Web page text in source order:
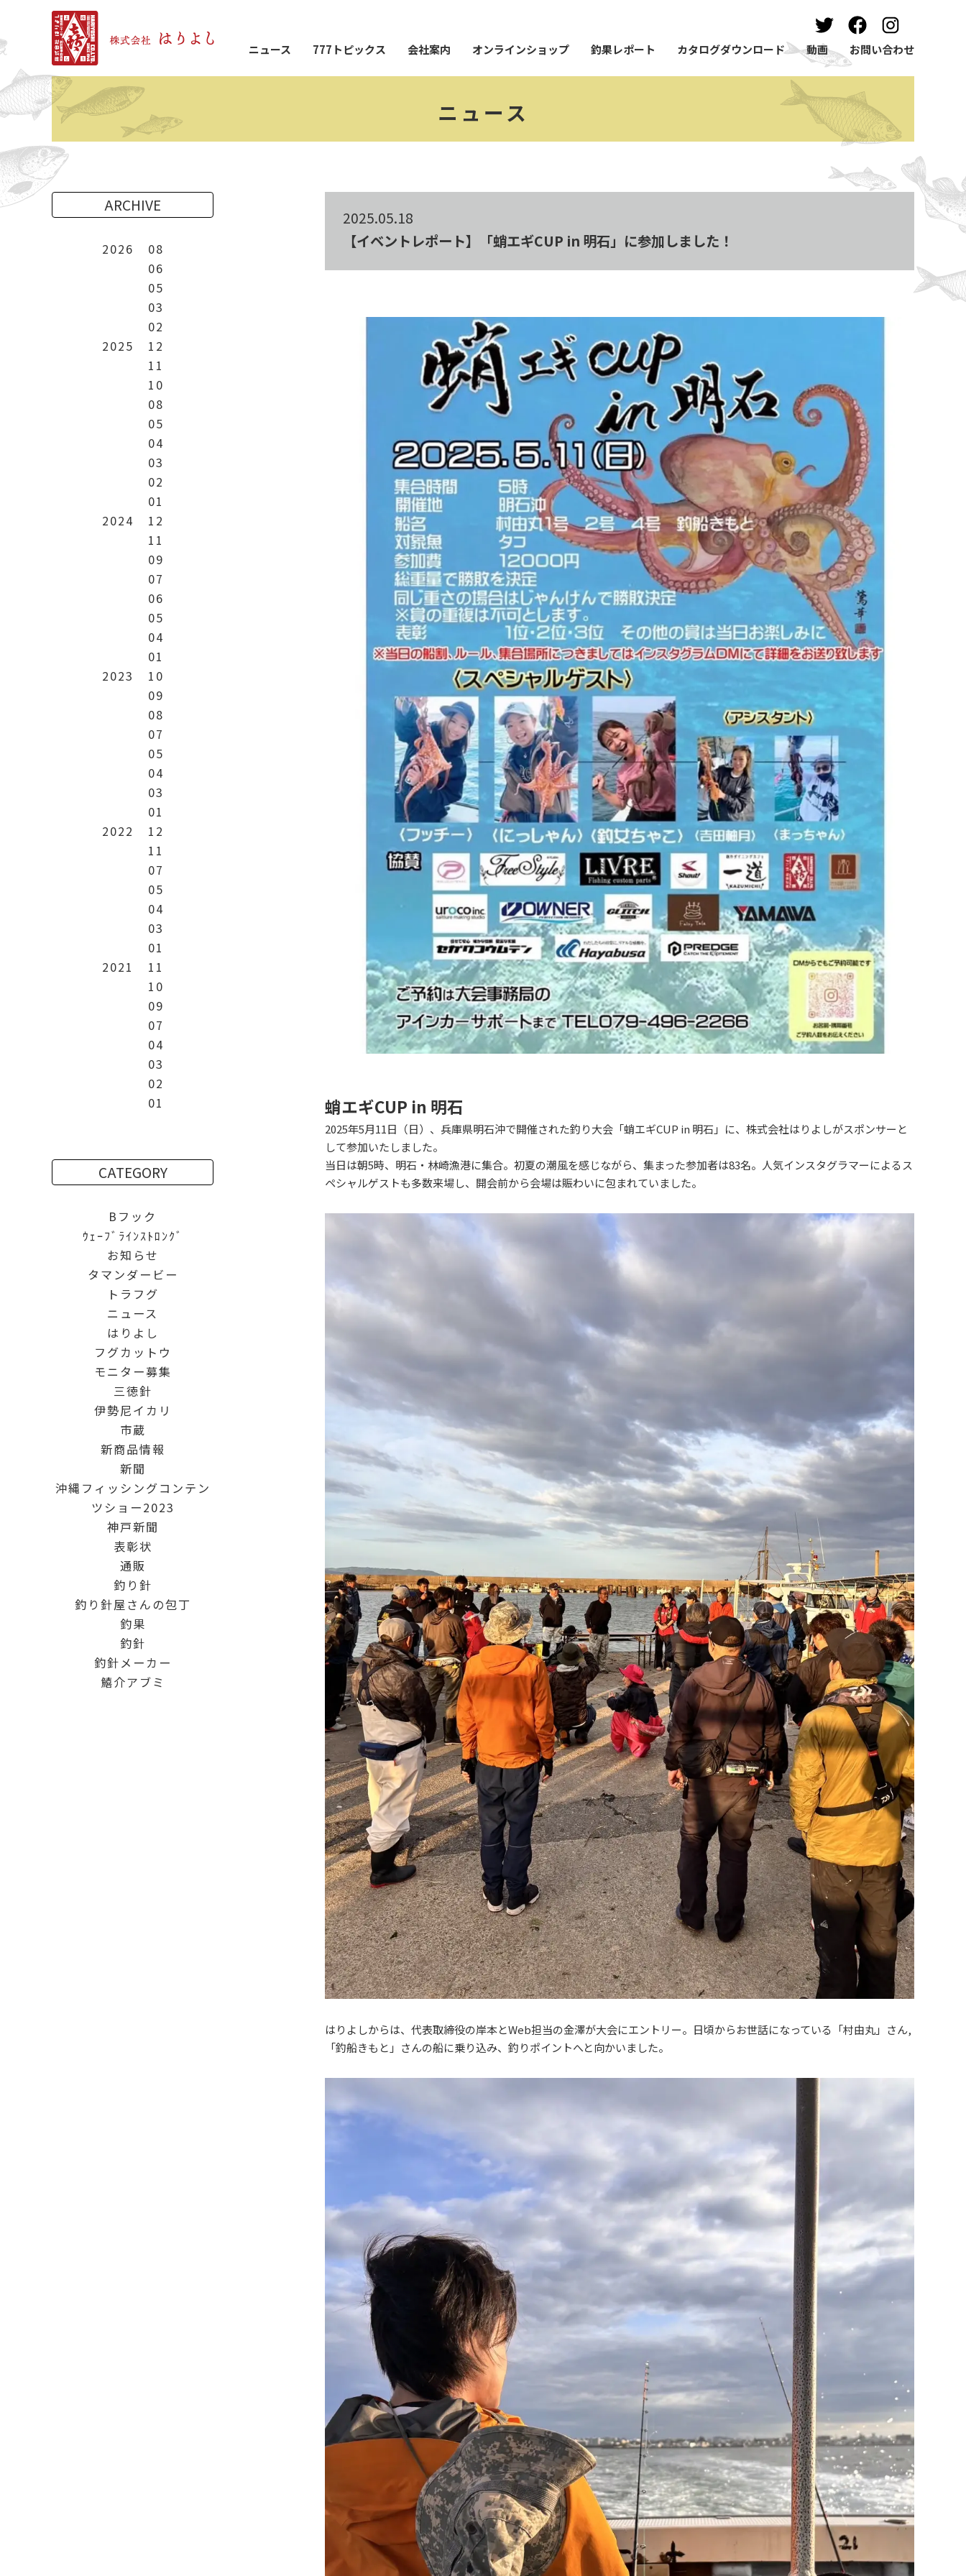
ニュース 777トピックス 会社案内 オンラインショップ 釣果レポート カタログダウンロード 動画 お問い合わせ
ニュース
2025.05.18
【イベントレポート】「蛸エギCUP in 明石」に参加しました！
蛸エギCUP in 明石
2025年5月11日（日）、兵庫県明石沖で開催された釣り大会「蛸エギCUP in 明石」に、株式会社はりよしがスポンサーと
して参加いたしました。
当日は朝5時、明石・林崎漁港に集合。初夏の潮風を感じながら、集まった参加者は83名。人気インスタグラマーによるス
ペシャルゲストも多数来場し、開会前から会場は賑わいに包まれていました。
はりよしからは、代表取締役の岸本とWeb担当の金澤が大会にエントリー。日頃からお世話になっている「村由丸」さん,
「釣船きもと」さんの船に乗り込み、釣りポイントへと向かいました。
ARCHIVE
2026
08
06
05
03
02
2025
12
11
10
08
05
04
03
02
01
2024
12
11
09
07
06
05
04
01
2023
10
09
08
07
05
04
03
01
2022
12
11
07
05
04
03
01
2021
11
10
09
07
04
03
02
01
CATEGORY
Bフック
ｳｪｰﾌﾞﾗｲﾝｽﾄﾛﾝｸﾞ
お知らせ
タマンダービー
トラフグ
ニュース
はりよし
フグカットウ
モニター募集
三徳針
伊勢尼イカリ
市蔵
新商品情報
新聞
沖縄フィッシングコンテン
ツショー2023
神戸新聞
表彰状
通販
釣り針
釣り針屋さんの包丁
釣果
釣針
釣針メーカー
鱚介アブミ